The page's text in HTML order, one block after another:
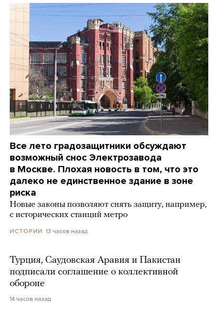
Все лето градозащитники обсуждают
возможный снос Электрозавода
в Москве. Плохая новость в том, что это
далеко не единственное здание в зоне
риска
Новые законы позволяют снять защиту, например,
с исторических станций метро
ИСТОРИИ 13 часов назад
Турция, Саудовская Аравия и Пакистан
подписали соглашение о коллективной
обороне
14 часов назад